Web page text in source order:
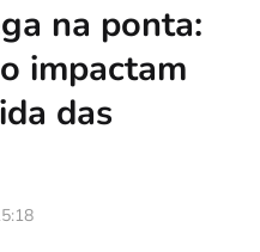
na ponta:
impactam
das